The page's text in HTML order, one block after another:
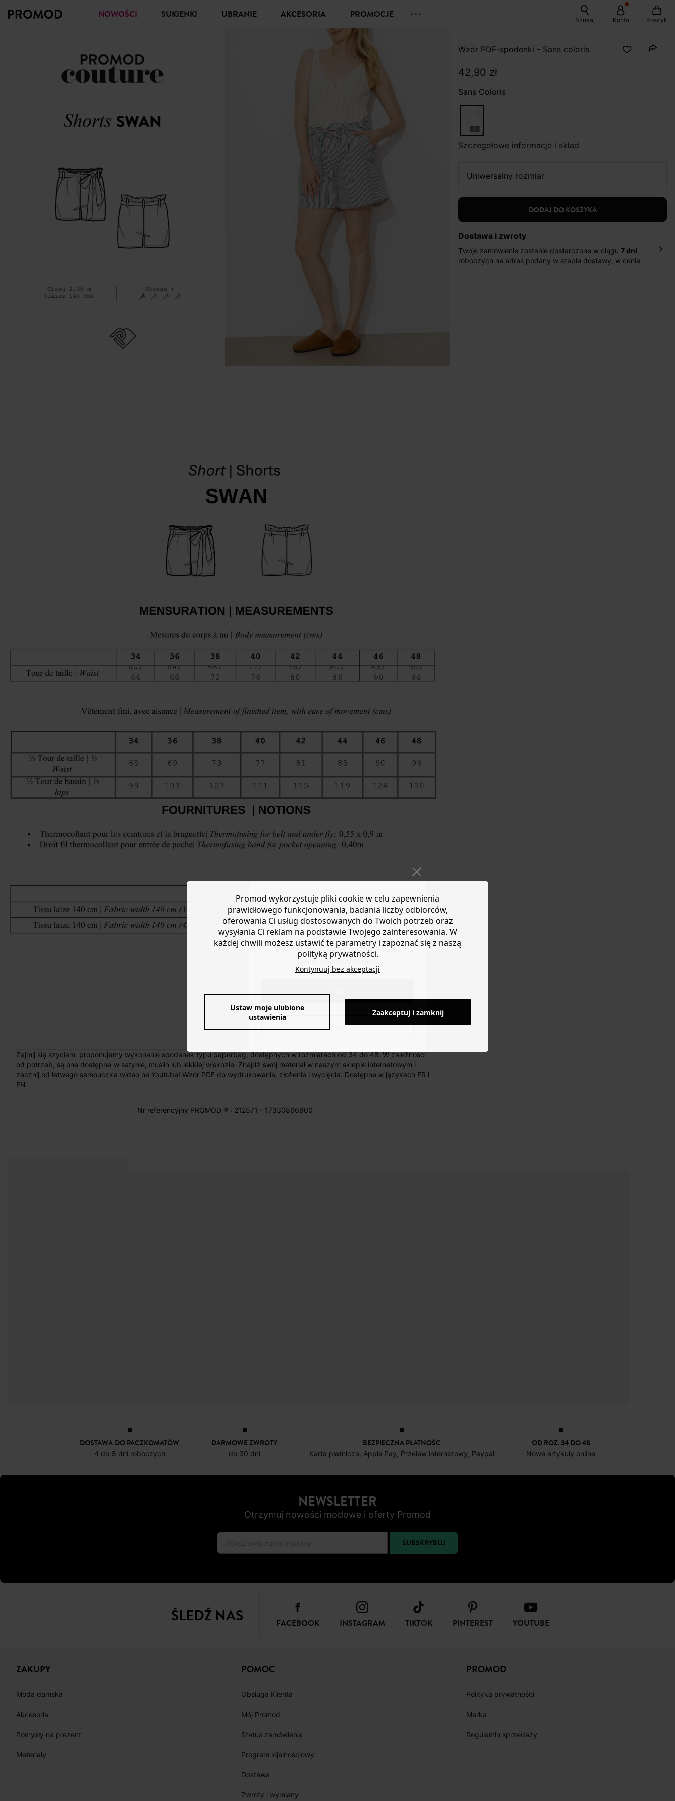
Do you want to be redirected to
www.promod.com ?
NOWOŚCI SUKIENKI UBRANIE AKCESORIA PROMOCJE Szukaj Konto Koszyk
Wzór PDF-spodenki - Sans coloris
42,90 zł
Sans Coloris
szczegółowe informacje i skład
uniwersalny rozmiar
DODAJ DO KOSZYKA
Dostawa i zwroty
Twoje zamówienie zostanie dostarczone w ciągu 7 dni
roboczych na adres podany w etapie dostawy, w cenie
Zajmij się szyciem: proponujemy wykonanie spodenek typu paperbag, dostępnych w rozmiarach od 34 do 48. W zależności
od potrzeb, są one dostępne w satynie, muślin lub lekkiej wiskozie. Znajdź swój materiał w naszym sklepie internetowym i
zacznij od łatwego samouczka wideo na Youtube! Wzór PDF do wydrukowania, złożenia i wycięcia. Dostępne w językach FR i
EN
Nr referencyjny PROMOD ® : 212571 - 17330866900
DOSTAWA DO PACZKOMATÓW
4 do 6 dni roboczych
DARMOWE ZWROTY
do 30 dni
BEZPIECZNA PŁATNOŚC
Karta płatnicza, Apple Pay, Przelew internetowy, Paypal
OD ROZ. 34 DO 48
Nowe artykuły online
NEWSLETTER
Otrzymuj nowości modowe i oferty Promod
SUBSKRYBUJ
ŚLEDŹ NAS FACEBOOK INSTAGRAM TIKTOK PINTEREST YOUTUBE
ZAKUPY
Moda damska
Akcesoria
Pomysły na prezent
Materiały
POMOC
Obsługa Klienta
Mój Promod
Status zamówienia
Program lojalnościowy
Dostawa
Zwroty i wymiany
PROMOD
Polityka prywatności
Marka
Regulamin sprzedaży
Promod wykorzystuje pliki cookie w celu zapewnienia
prawidłowego funkcjonowania, badania liczby odbiorców,
oferowania Ci usług dostosowanych do Twoich potrzeb oraz
wysyłania Ci reklam na podstawie Twojego zainteresowania. W
każdej chwili możesz ustawić te parametry i zapoznać się z naszą
polityką prywatności.
Kontynuuj bez akceptacji
Ustaw moje ulubione
ustawienia
Zaakceptuj i zamknij